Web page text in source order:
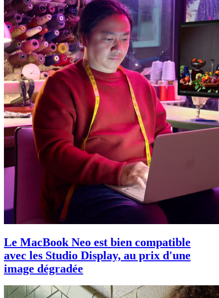
Le MacBook Neo est bien compatible
avec les Studio Display, au prix d'une
image dégradée